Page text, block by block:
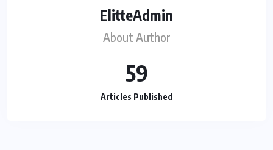
ElitteAdmin
About Author
59
Articles Published